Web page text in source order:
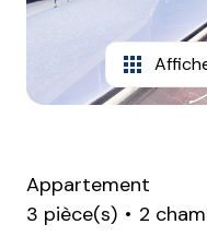
Appartement
3 pièce(s)
2